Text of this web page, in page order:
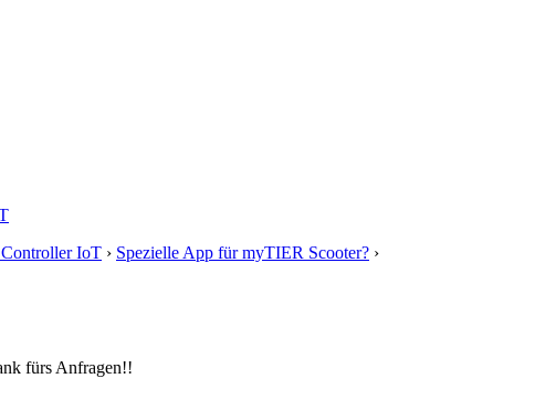
IoT › Spezielle App für myTIER Scooter? ›
fürs Anfragen!!